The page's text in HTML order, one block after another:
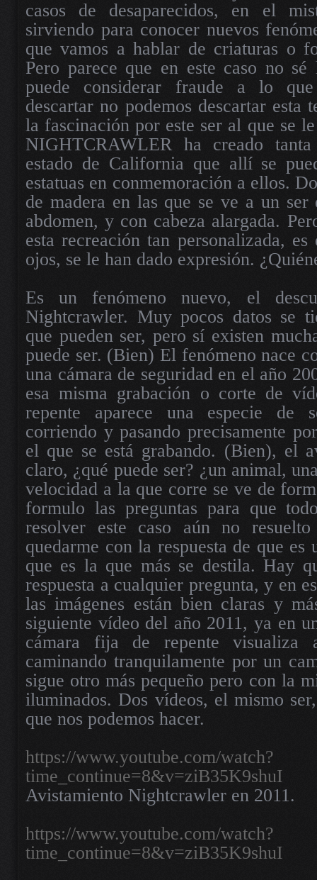
casos de desaparecidos, en el
sirviendo para conocer nuevos
que vamos a hablar de criaturas o
Pero parece que en este caso no sé
puede considerar fraude a lo
descartar no podemos descartar esta
la fascinación por este ser al que se
NIGHTCRAWLER ha creado
estado de California que allí se
estatuas en conmemoración a ellos.
de madera en las que se ve a un ser
abdomen, y con cabeza alargada.
esta recreación tan personalizada,
ojos, se le han dado expresión.
Es un fenómeno nuevo, el
Nightcrawler. Muy pocos datos se
que pueden ser, pero sí existen
puede ser. (Bien) El fenómeno nace
una cámara de seguridad en el año
esa misma grabación o corte de
repente aparece una especie de
corriendo y pasando precisamente
el que se está grabando. (Bien), el
claro, ¿qué puede ser? ¿un animal,
velocidad a la que corre se ve de
formulo las preguntas para que
resolver este caso aún no
quedarme con la respuesta de que es
que es la que más se destila. Hay
respuesta a cualquier pregunta, y en
las imágenes están bien claras y
siguiente vídeo del año 2011, ya en
cámara fija de repente visualiza
caminando tranquilamente por un
sigue otro más pequeño pero con la
iluminados. Dos vídeos, el mismo
que nos podemos hacer.
https://www.youtube.com/watch?
time_continue=8&v=ziB35K9shuI
Avistamiento Nightcrawler en 2011.
https://www.youtube.com/watch?
time_continue=8&v=ziB35K9shuI